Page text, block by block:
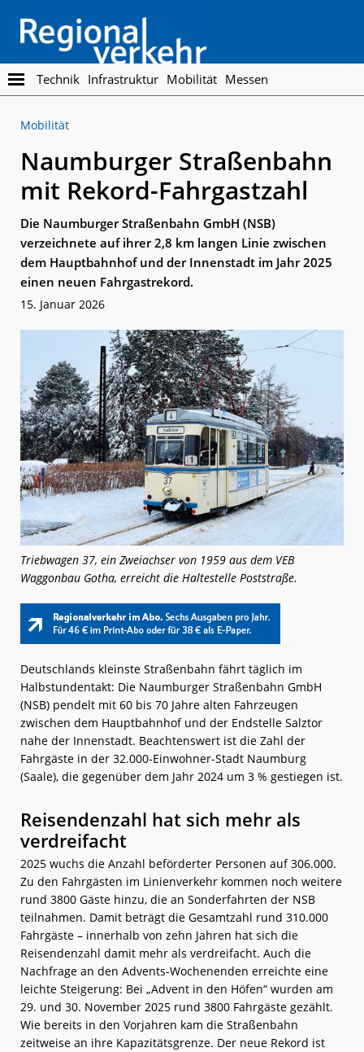
main
content
footer
Regionalverkehr
Die
Fachzeitschrift
den
Personennahverkehr
Technik Infrastruktur Mobilität Messen
Mobilität
Naumburger Straßenbahn
mit Rekord-Fahrgastzahl
Die Naumburger Straßenbahn GmbH (NSB)
verzeichnete auf ihrer 2,8 km langen Linie zwischen
dem Hauptbahnhof und der Innenstadt im Jahr 2025
einen neuen Fahrgastrekord.
15. Januar 2026
Triebwagen 37, ein Zweiachser von 1959 aus dem VEB
Waggonbau Gotha, erreicht die Haltestelle Poststraße.
Deutschlands kleinste Straßenbahn fährt täglich im
Halbstundentakt: Die Naumburger Straßenbahn GmbH
(NSB) pendelt mit 60 bis 70 Jahre alten Fahrzeugen
zwischen dem Hauptbahnhof und der Endstelle Salztor
nahe der Innenstadt. Beachtenswert ist die Zahl der
Fahrgäste in der 32.000-Einwohner-Stadt Naumburg
(Saale), die gegenüber dem Jahr 2024 um 3 % gestiegen ist.
Reisendenzahl hat sich mehr als
verdreifacht
2025 wuchs die Anzahl beförderter Personen auf 306.000.
Zu den Fahrgästen im Linienverkehr kommen noch weitere
rund 3800 Gäste hinzu, die an Sonderfahrten der NSB
teilnahmen. Damit beträgt die Gesamtzahl rund 310.000
Fahrgäste – innerhalb von zehn Jahren hat sich die
Reisendenzahl damit mehr als verdreifacht. Auch die
Nachfrage an den Advents-Wochenenden erreichte eine
leichte Steigerung: Bei „Advent in den Höfen“ wurden am
29. und 30. November 2025 rund 3800 Fahrgäste gezählt.
Wie bereits in den Vorjahren kam die Straßenbahn
zeitweise an ihre Kapazitätsgrenze. Der neue Rekord ist